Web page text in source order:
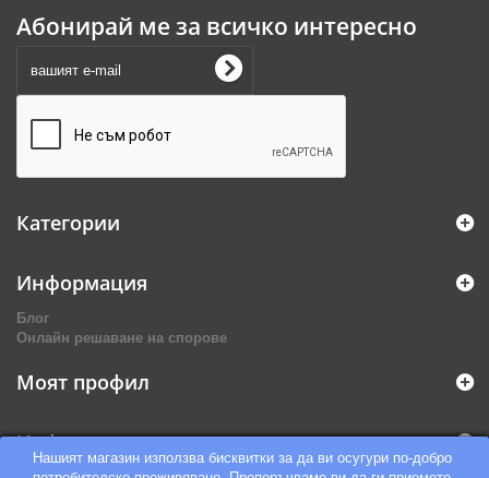
Нашият магазин използва бисквитки за да ви осугури по-добро
Абонирай ме за всичко интересно
Категории
Информация
Блог
Онлайн решаване на спорове
Моят профил
Информация за магазина